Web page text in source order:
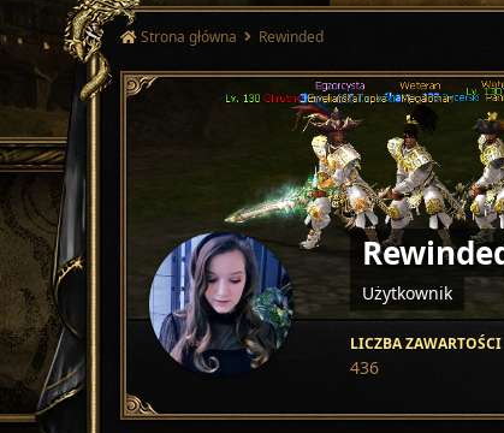
Strona główna Rewinded
Użytkownik
LICZBA ZAWARTOŚCI
436